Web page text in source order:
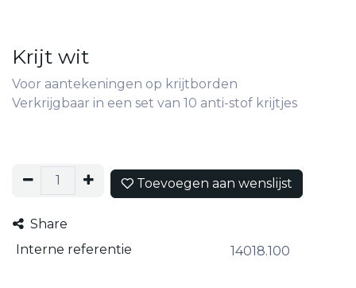
Krijt wit
Voor aantekeningen op krijtborden
Verkrijgbaar in een set van 10 anti-stof krijtjes
Toevoegen aan wenslijst
Share
Interne referentie
14018.100